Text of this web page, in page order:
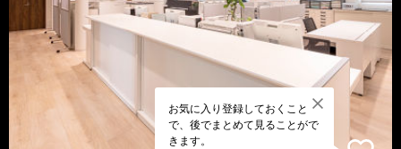
お気に入り登録しておくこと
で、後でまとめて見ることがで
きます。